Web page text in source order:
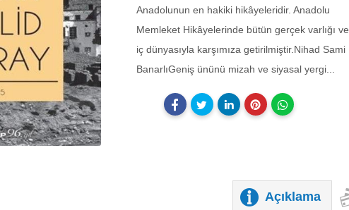
Anadolunun en hakiki hikâyeleridir. Anadolu
Memleket Hikâyelerinde bütün gerçek varlığı ve
iç dünyasıyla karşımıza getirilmiştir.Nihad Sami
BanarlıGeniş ününü mizah ve siyasal yergi...
Açıklama